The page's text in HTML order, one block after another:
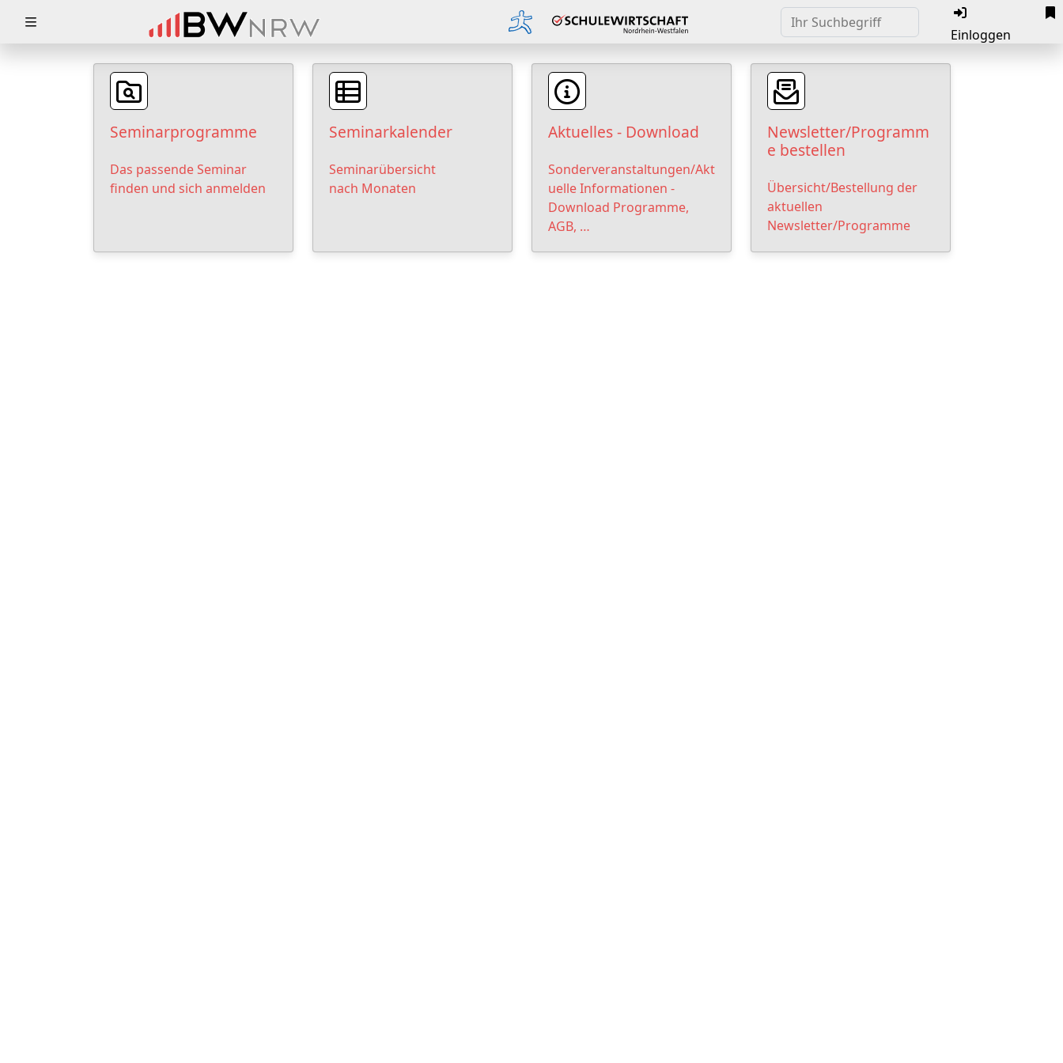
Einloggen
Seminarprogramme
Das passende Seminar
finden und sich anmelden
Seminarkalender
Seminarübersicht
nach Monaten
Aktuelles - Download
Sonderveranstaltungen/Akt
uelle Informationen -
Download Programme,
AGB, …
Newsletter/Programm
e bestellen
Übersicht/Bestellung der
aktuellen
Newsletter/Programme